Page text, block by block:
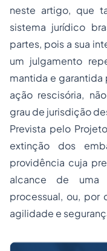
neste artigo, que
sistema jurídico
partes, pois a sua
um julgamento
mantida e
ação rescisória,
grau de jurisdição
Prevista pelo
extinção dos
providência cuja
alcance de uma
processual, ou, por
agilidade e